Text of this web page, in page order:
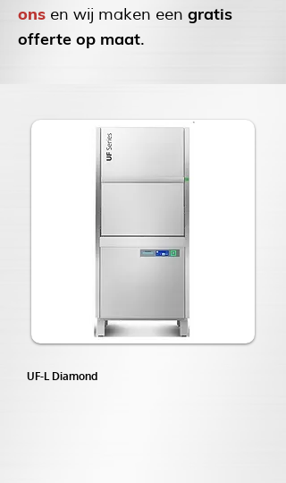
ons en wij maken een gratis
offerte op maat.
UF-L Diamond